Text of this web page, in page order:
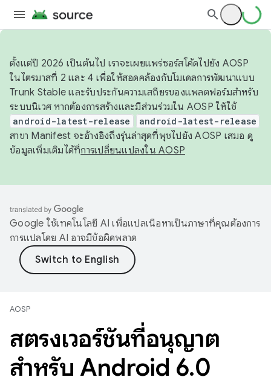
ตั้งแต่ปี 2026 เป็นต้นไป เราจะเผยแพร่ซอร์สโค้ดไปยัง AOSP
ในไตรมาสที่ 2 และ 4 เพื่อให้สอดคล้องกับโมเดลการพัฒนาแบบ
Trunk Stable และรับประกันความเสถียรของแพลตฟอร์มสำหรับ
ระบบนิเวศ หากต้องการสร้างและมีส่วนร่วมใน AOSP ให้ใช้
android-latest-release android-latest-release
สาขา Manifest จะอ้างอิงถึงรุ่นล่าสุดที่พุชไปยัง AOSP เสมอ ดู
ข้อมูลเพิ่มเติมได้ที่การเปลี่ยนแปลงใน AOSP
Google ใช้เทคโนโลยี AI เพื่อแปลเนื้อหาเป็นภาษาที่คุณต้องการ
การแปลโดย AI อาจมีข้อผิดพลาด
AOSP
สตริงเวอร์ชันที่อนุญาต
สำหรับ Android 6.0